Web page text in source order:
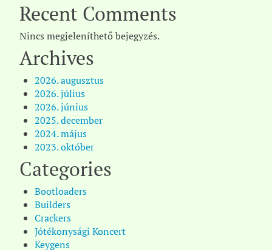
Recent Comments
Nincs megjeleníthető bejegyzés.
Archives
2026. augusztus
2026. július
2026. június
2025. december
2024. május
2023. október
Categories
Bootloaders
Builders
Crackers
Jótékonysági Koncert
Keygens